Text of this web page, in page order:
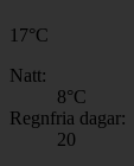
17°C
Natt:
8°C
Regnfria dagar:
20